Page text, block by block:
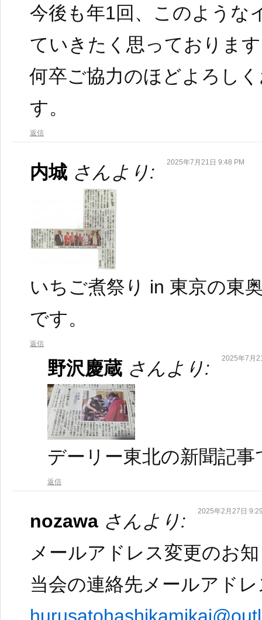
今後も年1回、このような
ていきたく思っておりま
何卒ご協力のほどよろし
す。
返信
内城 さんより: 2025年7月21日 9:48 PM
いちご煮祭り in 東京の東
です。
返信
野沢慶蔵 さんより: 2025年7月
デーリー東北の新聞記事
返信
nozawa さんより: 2025年2月27日
メールアドレス変更のお
当会の連絡先メールアド